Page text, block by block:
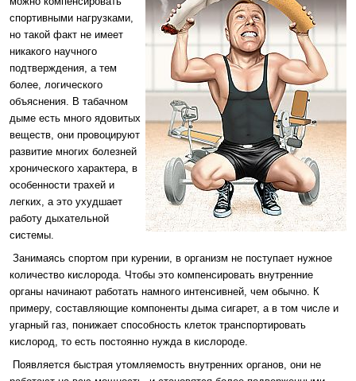
спортивными нагрузками,
но такой факт не имеет
никакого научного
подтверждения, а тем
более, логического
объяснения. В табачном
дыме есть много ядовитых
веществ, они провоцируют
развитие многих болезней
хронического характера, в
особенности трахей и
легких, а это ухудшает
работу дыхательной
системы.
Занимаясь спортом при курении, в организм не поступает нужное
количество кислорода. Чтобы это компенсировать внутренние
органы начинают работать намного интенсивней, чем обычно. К
примеру, составляющие компоненты дыма сигарет, а в том числе и
угарный газ, понижает способность клеток транспортировать
кислород, то есть постоянно нужда в кислороде.
Появляется быстрая утомляемость внутренних органов, они не